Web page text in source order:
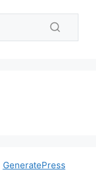
GeneratePress